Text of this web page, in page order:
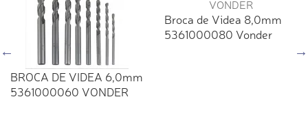
BROCA DE VIDEA 6,0mm
5361000060 VONDER
Broca de Videa 8,0mm
5361000080 Vonder